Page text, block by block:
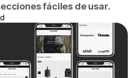
fáciles de usar.